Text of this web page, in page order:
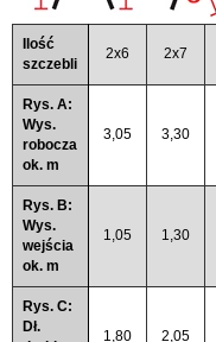
Ilość
szczebli
2x6 2x7
Rys. A:
Wys.
robocza
ok. m
3,05 3,30
Rys. B:
Wys.
wejścia
ok. m
1,05 1,30
Rys. C:
Dł.
1,80 2,05